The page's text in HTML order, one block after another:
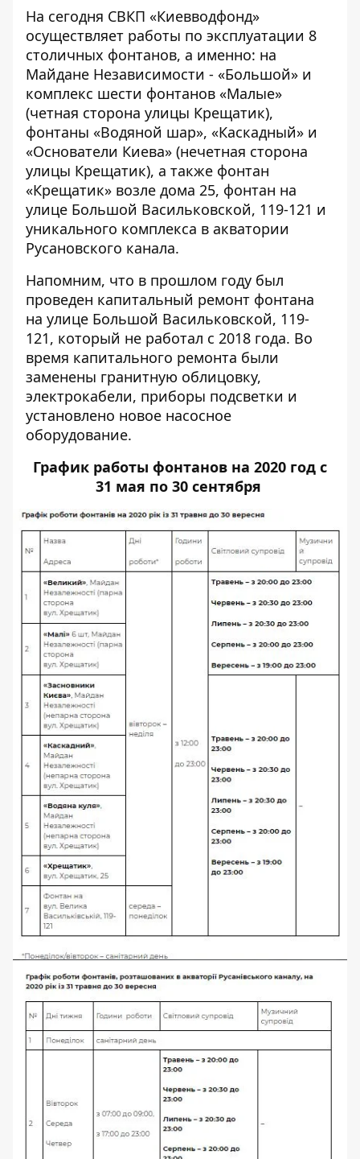
На сегодня СВКП «Киевводфонд»
осуществляет работы по эксплуатации 8
столичных фонтанов, а именно: на
Майдане Независимости - «Большой» и
комплекс шести фонтанов «Малые»
(четная сторона улицы Крещатик),
фонтаны «Водяной шар», «Каскадный» и
«Основатели Киева» (нечетная сторона
улицы Крещатик), а также фонтан
«Крещатик» возле дома 25, фонтан на
улице Большой Васильковской, 119-121 и
уникального комплекса в акватории
Русановского канала.
Напомним, что в прошлом году был
проведен капитальный ремонт фонтана
на улице Большой Васильковской, 119-
121, который не работал с 2018 года. Во
время капитального ремонта были
заменены гранитную облицовку,
электрокабели, приборы подсветки и
установлено новое насосное
оборудование.
График работы фонтанов на 2020 год с
31 мая по 30 сентября